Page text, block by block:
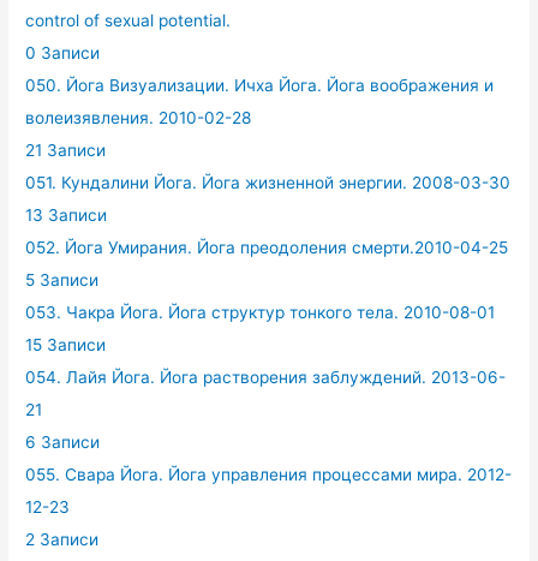
control of sexual potential.
0 Записи
050. Йога Визуализации. Ичха Йога. Йога воображения и
волеизявления. 2010-02-28
21 Записи
051. Кундалини Йога. Йога жизненной энергии. 2008-03-30
13 Записи
052. Йога Умирания. Йога преодоления смерти.2010-04-25
5 Записи
053. Чакра Йога. Йога структур тонкого тела. 2010-08-01
15 Записи
054. Лайя Йога. Йога растворения заблуждений. 2013-06-
21
6 Записи
055. Свара Йога. Йога управления процессами мира. 2012-
12-23
2 Записи